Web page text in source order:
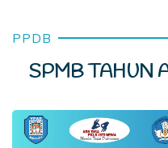
PPDB
SPMB TAHUN